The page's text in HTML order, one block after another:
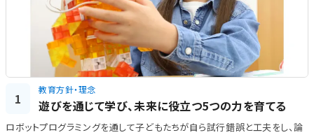
1
教育方針・理念
遊びを通じて学び、未来に役立つ5つの力を育てる
ロボットプログラミングを通して子どもたちが自ら試行錯誤と工夫をし、論